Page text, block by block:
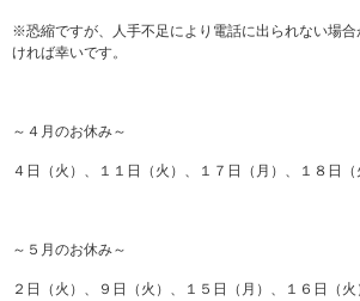
※恐縮ですが、人手不足により電話に出られない場
ければ幸いです。
～４月のお休み～
４日（火）、１１日（火）、１７日（月）、１８日（
～５月のお休み～
２日（火）、９日（火）、１５日（月）、１６日（